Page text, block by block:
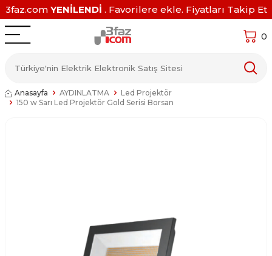
3faz.com YENİLENDİ . Favorilere ekle. Fiyatları Takip Et
0
Anasayfa AYDINLATMA
Led Projektör
150 w Sarı Led Projektör Gold Serisi Borsan